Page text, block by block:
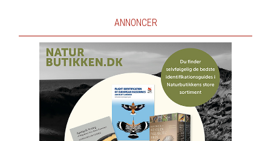
ANNONCER